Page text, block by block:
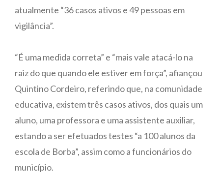
atualmente “36 casos ativos e 49 pessoas em
vigilância”.
“É uma medida correta” e “mais vale atacá-lo na
raiz do que quando ele estiver em força”, afiançou
Quintino Cordeiro, referindo que, na comunidade
educativa, existem três casos ativos, dos quais um
aluno, uma professora e uma assistente auxiliar,
estando a ser efetuados testes “a 100 alunos da
escola de Borba”, assim como a funcionários do
município.